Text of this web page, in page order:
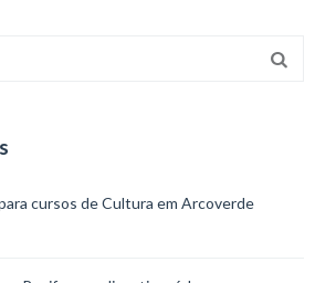
cursos de Cultura em Arcoverde